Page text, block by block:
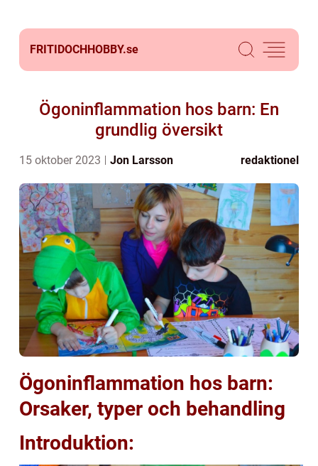
FRITIDOCHHOBBY.se
Ögoninflammation hos barn: En
grundlig översikt
15 oktober 2023 Jon Larsson redaktionel
Ögoninflammation hos barn:
Orsaker, typer och behandling
Introduktion: